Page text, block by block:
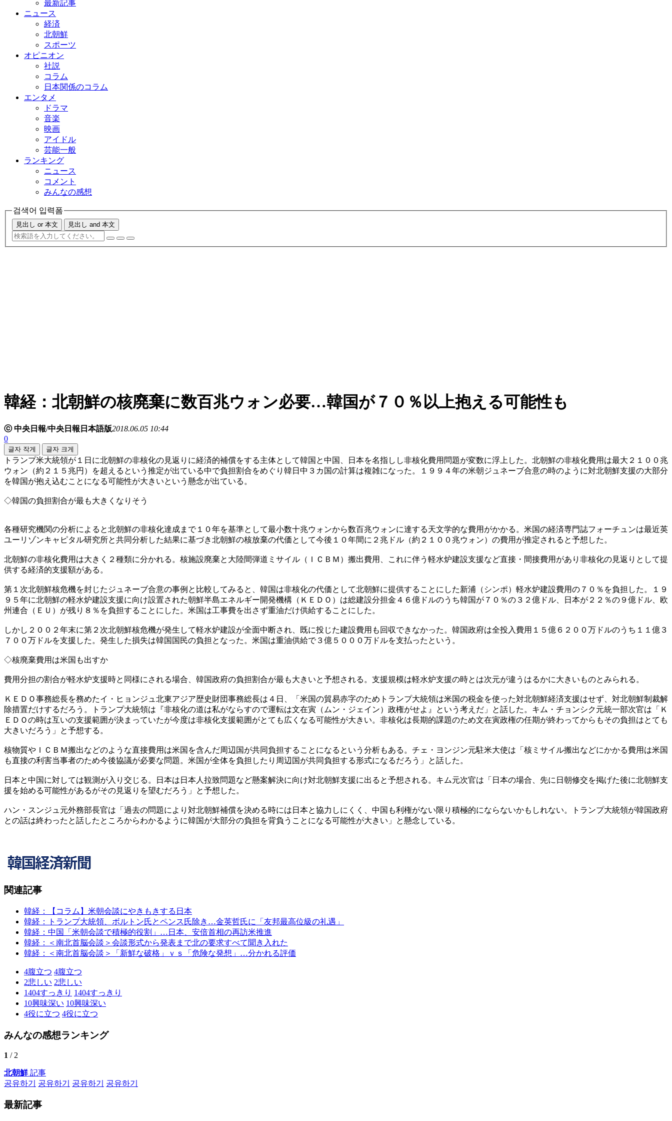
最新記事
ニュース
経済
北朝鮮
スポーツ
オピニオン
社説
コラム
日本関係のコラム
エンタメ
ドラマ
音楽
映画
アイドル
芸能一般
ランキング
ニュース
コメント
みんなの感想
검색어 입력폼
見出し or 本文 見出し and 本文
韓経：北朝鮮の核廃棄に数百兆ウォン必要…韓国が７０％以上抱える可能性も
ⓒ 中央日報/中央日報日本語版2018.06.05 10:44
0
글자 작게 글자 크게
トランプ米大統領が１日に北朝鮮の非核化の見返りに経済的補償をする主体として韓国と中国、日本を名指しし非核化費用問題が変数に浮上した。北朝鮮の非核化費用は最大２１００兆
ウォン（約２１５兆円）を超えるという推定が出ている中で負担割合をめぐり韓日中３カ国の計算は複雑になった。１９９４年の米朝ジュネーブ合意の時のように対北朝鮮支援の大部分
を韓国が抱え込むことになる可能性が大きいという懸念が出ている。
◇韓国の負担割合が最も大きくなりそう
各種研究機関の分析によると北朝鮮の非核化達成まで１０年を基準として最小数十兆ウォンから数百兆ウォンに達する天文学的な費用がかかる。米国の経済専門誌フォーチュンは最近英
ユーリゾンキャピタル研究所と共同分析した結果に基づき北朝鮮の核放棄の代価として今後１０年間に２兆ドル（約２１００兆ウォン）の費用が推定されると予想した。
北朝鮮の非核化費用は大きく２種類に分かれる。核施設廃棄と大陸間弾道ミサイル（ＩＣＢＭ）搬出費用、これに伴う軽水炉建設支援など直接・間接費用があり非核化の見返りとして提
供する経済的支援額がある。
第１次北朝鮮核危機を封じたジュネーブ合意の事例と比較してみると、韓国は非核化の代価として北朝鮮に提供することにした新浦（シンポ）軽水炉建設費用の７０％を負担した。１９
９５年に北朝鮮の軽水炉建設支援に向け設置された朝鮮半島エネルギー開発機構（ＫＥＤＯ）は総建設分担金４６億ドルのうち韓国が７０％の３２億ドル、日本が２２％の９億ドル、欧
州連合（ＥＵ）が残り８％を負担することにした。米国は工事費を出さず重油だけ供給することにした。
しかし２００２年末に第２次北朝鮮核危機が発生して軽水炉建設が全面中断され、既に投じた建設費用も回収できなかった。韓国政府は全投入費用１５億６２００万ドルのうち１１億３
７００万ドルを支援した。発生した損失は韓国国民の負担となった。米国は重油供給で３億５０００万ドルを支払ったという。
◇核廃棄費用は米国も出すか
費用分担の割合が軽水炉支援時と同様にされる場合、韓国政府の負担割合が最も大きいと予想される。支援規模は軽水炉支援の時とは次元が違うはるかに大きいものとみられる。
ＫＥＤＯ事務総長を務めたイ・ヒョンジュ北東アジア歴史財団事務総長は４日、「米国の貿易赤字のためトランプ大統領は米国の税金を使った対北朝鮮経済支援はせず、対北朝鮮制裁解
除措置だけするだろう。トランプ大統領は『非核化の道は私がならすので運転は文在寅（ムン・ジェイン）政権がせよ』という考えだ」と話した。キム・チョンシク元統一部次官は「Ｋ
ＥＤＯの時は互いの支援範囲が決まっていたが今度は非核化支援範囲がとても広くなる可能性が大きい。非核化は長期的課題のため文在寅政権の任期が終わってからもその負担はとても
大きいだろう」と予想する。
核物質やＩＣＢＭ搬出などのような直接費用は米国を含んだ周辺国が共同負担することになるという分析もある。チェ・ヨンジン元駐米大使は「核ミサイル搬出などにかかる費用は米国
も直接の利害当事者のため今後協議が必要な問題。米国が全体を負担したり周辺国が共同負担する形式になるだろう」と話した。
日本と中国に対しては観測が入り交じる。日本は日本人拉致問題など懸案解決に向け対北朝鮮支援に出ると予想される。キム元次官は「日本の場合、先に日朝修交を掲げた後に北朝鮮支
援を始める可能性があるがその見返りを望むだろう」と予想した。
ハン・スンジュ元外務部長官は「過去の問題により対北朝鮮補償を決める時には日本と協力しにくく、中国も利権がない限り積極的にならないかもしれない。トランプ大統領が韓国政府
との話は終わったと話したところからわかるように韓国が大部分の負担を背負うことになる可能性が大きい」と懸念している。
関連記事
韓経：【コラム】米朝会談にやきもきする日本
韓経：トランプ大統領、ボルトン氏とペンス氏除き…金英哲氏に「友邦最高位級の礼遇」
韓経：中国「米朝会談で積極的役割」…日本、安倍首相の再訪米推進
韓経：＜南北首脳会談＞会談形式から発表まで北の要求すべて聞き入れた
韓経：＜南北首脳会談＞「新鮮な破格」ｖｓ「危険な発想」…分かれる評価
4腹立つ 4腹立つ
2悲しい 2悲しい
1404すっきり 1404すっきり
10興味深い 10興味深い
4役に立つ 4役に立つ
みんなの感想ランキング
1 / 2
北朝鮮記事
공유하기
공유하기 공유하기 공유하기
最新記事